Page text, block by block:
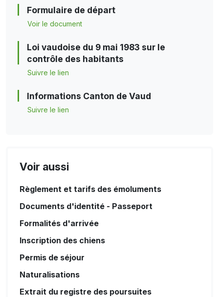
Formulaire de départ
Voir le document
Loi vaudoise du 9 mai 1983 sur le
contrôle des habitants
Suivre le lien
Informations Canton de Vaud
Suivre le lien
Voir aussi
Règlement et tarifs des émoluments
Documents d'identité - Passeport
Formalités d'arrivée
Inscription des chiens
Permis de séjour
Naturalisations
Extrait du registre des poursuites